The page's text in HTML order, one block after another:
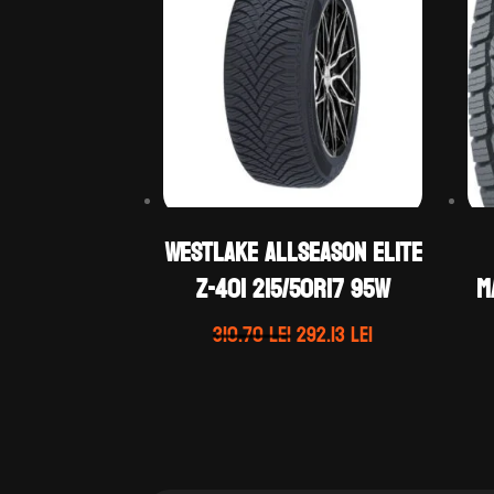
WestLake ALLSEASON ELITE
Z-401 215/50R17 95W
310.70leiPrețul
292.13leiPrețul